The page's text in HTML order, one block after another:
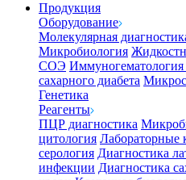
Продукция
Оборудование
Молекулярная
Микробиология
СОЭ Иммуногематология
сахарного диабета
Генетика
Реагенты
ПЦР диагностика
цитология Лабораторные
серология Диагностика
инфекции Диагностика